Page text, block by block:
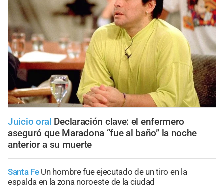
Juicio oral Declaración clave: el enfermero
aseguró que Maradona “fue al baño” la noche
anterior a su muerte
Santa Fe Un hombre fue ejecutado de un tiro en la
espalda en la zona noroeste de la ciudad